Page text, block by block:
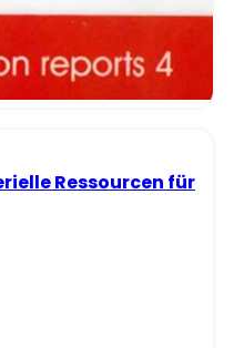
Ressourcen für